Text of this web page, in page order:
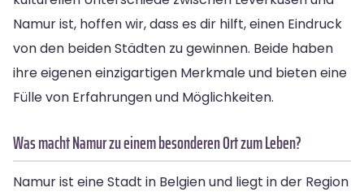
Namur ist, hoffen wir, dass es dir hilft, einen Eindruck
von den beiden Städten zu gewinnen. Beide haben
ihre eigenen einzigartigen Merkmale und bieten eine
Fülle von Erfahrungen und Möglichkeiten.
Was macht Namur zu einem besonderen Ort zum Leben?
Namur ist eine Stadt in Belgien und liegt in der Region